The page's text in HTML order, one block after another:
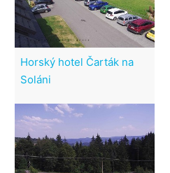
Horský hotel Čarták na
Soláni